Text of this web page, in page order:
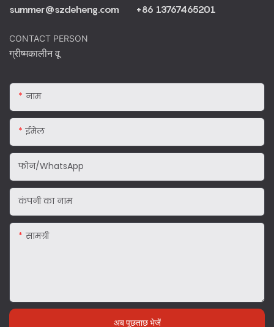
summer@szdeheng.com +86 13767465201
CONTACT PERSON
ग्रीष्मकालीन वू
नाम
ईमेल
फोन/WhatsApp
कंपनी का नाम
सामग्री
अब पूछताछ भेजें